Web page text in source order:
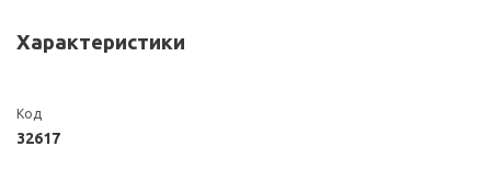
Характеристики
Код
32617